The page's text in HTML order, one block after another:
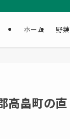
ホーム 野菜
高畠町の直